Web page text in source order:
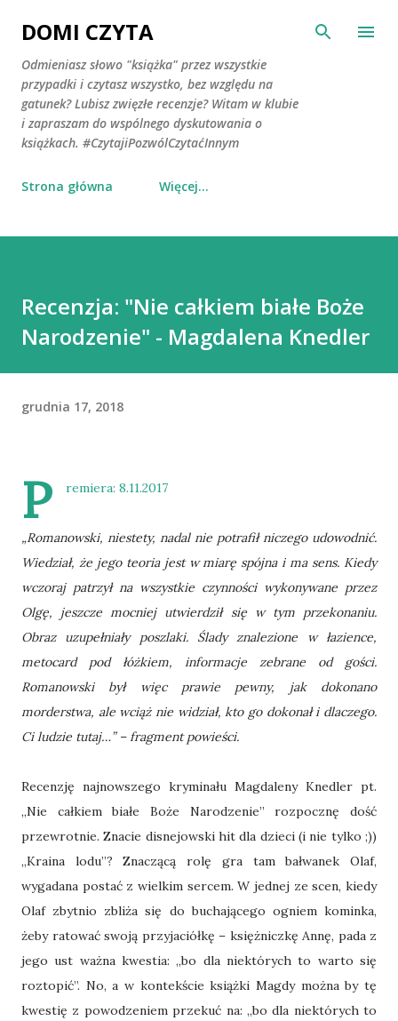
Przejdź do głównej zawartości
DOMI CZYTA
Odmieniasz słowo "książka" przez wszystkie
przypadki i czytasz wszystko, bez względu na
gatunek? Lubisz zwięzłe recenzje? Witam w klubie
i zapraszam do wspólnego dyskutowania o
książkach. #CzytajiPozwólCzytaćInnym
Strona główna Więcej…
Recenzja: "Nie całkiem białe Boże
Narodzenie" - Magdalena Knedler
grudnia 17, 2018
P remiera: 8.11.2017
„Romanowski, niestety, nadal nie potrafił niczego udowodnić.
Wiedział, że jego teoria jest w miarę spójna i ma sens. Kiedy
wczoraj patrzył na wszystkie czynności wykonywane przez
Olgę, jeszcze mocniej utwierdził się w tym przekonaniu.
Obraz uzupełniały poszlaki. Ślady znalezione w łazience,
metocard pod łóżkiem, informacje zebrane od gości.
Romanowski był więc prawie pewny, jak dokonano
morderstwa, ale wciąż nie widział, kto go dokonał i dlaczego.
Ci ludzie tutaj…” – fragment powieści.
Recenzję najnowszego kryminału Magdaleny Knedler pt.
„Nie całkiem białe Boże Narodzenie” rozpocznę dość
przewrotnie. Znacie disnejowski hit dla dzieci (i nie tylko ;))
„Kraina lodu”? Znaczącą rolę gra tam bałwanek Olaf,
wygadana postać z wielkim sercem. W jednej ze scen, kiedy
Olaf zbytnio zbliża się do buchającego ogniem kominka,
żeby ratować swoją przyjaciółkę – księżniczkę Annę, pada z
jego ust ważna kwestia: „bo dla niektórych to warto się
roztopić”. No, a w kontekście książki Magdy można by tę
kwestię z powodzeniem przekuć na: „bo dla niektórych to